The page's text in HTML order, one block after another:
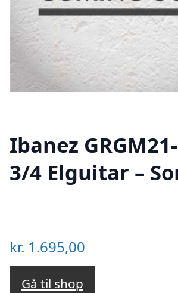
Ibanez
3/4 Elguitar –
kr. 1.695,00
Gå til shop